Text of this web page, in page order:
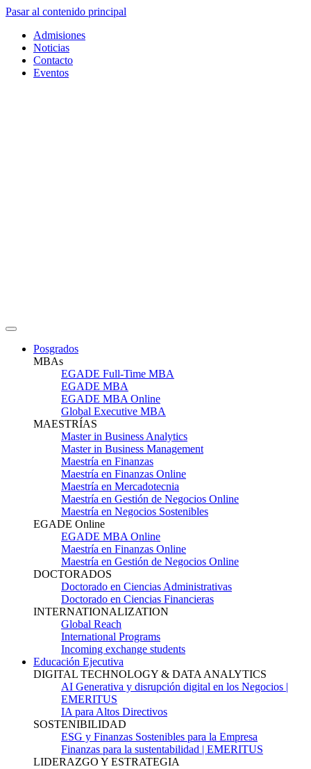
Pasar al contenido principal
Admisiones
Noticias
Contacto
Eventos
Posgrados
MBAs
EGADE Full-Time MBA
EGADE MBA
EGADE MBA Online
Global Executive MBA
MAESTRÍAS
Master in Business Analytics
Master in Business Management
Maestría en Finanzas
Maestría en Finanzas Online
Maestría en Mercadotecnia
Maestría en Gestión de Negocios Online
Maestría en Negocios Sostenibles
EGADE Online
EGADE MBA Online
Maestría en Finanzas Online
Maestría en Gestión de Negocios Online
DOCTORADOS
Doctorado en Ciencias Administrativas
Doctorado en Ciencias Financieras
INTERNATIONALIZATION
Global Reach
International Programs
Incoming exchange students
Educación Ejecutiva
DIGITAL TECHNOLOGY & DATA ANALYTICS
AI Generativa y disrupción digital en los Negocios |
EMERITUS
IA para Altos Directivos
SOSTENIBILIDAD
ESG y Finanzas Sostenibles para la Empresa
Finanzas para la sustentabilidad | EMERITUS
LIDERAZGO Y ESTRATEGIA